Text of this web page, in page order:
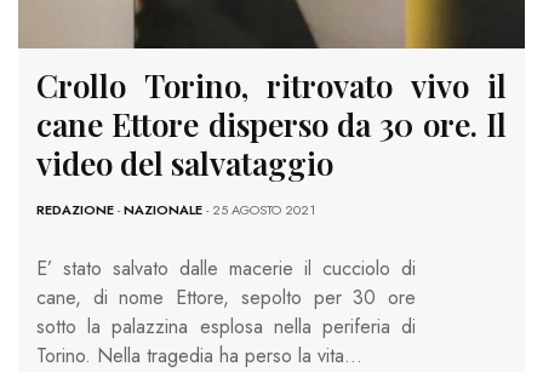
Crollo Torino, ritrovato vivo il
cane Ettore disperso da 30 ore. Il
video del salvataggio
REDAZIONE-NAZIONALE- 25 AGOSTO 2021
E’ stato salvato dalle macerie il cucciolo di
cane, di nome Ettore, sepolto per 30 ore
sotto la palazzina esplosa nella periferia di
Torino. Nella tragedia ha perso la vita…